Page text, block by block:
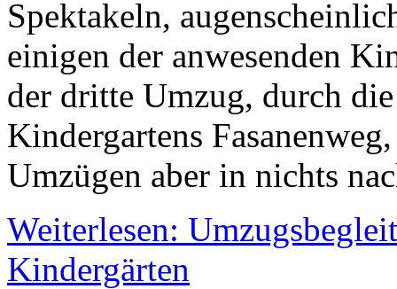
Spektakeln,
einigen der anwesenden
der dritte Umzug, durch
Kindergartens
Umzügen aber in nichts
Weiterlesen:
Kindergärten